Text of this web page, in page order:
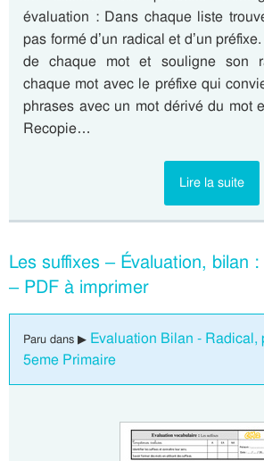
évaluation : Dans chaque liste
pas formé d’un radical et d’un
de chaque mot et souligne son
chaque mot avec le préfixe qui
phrases avec un mot dérivé du mot
Recopie…
Lire la suite
Les suffixes – Évaluation, bilan
– PDF à imprimer
Paru dans ▶ Evaluation Bilan - Radical,
5eme Primaire